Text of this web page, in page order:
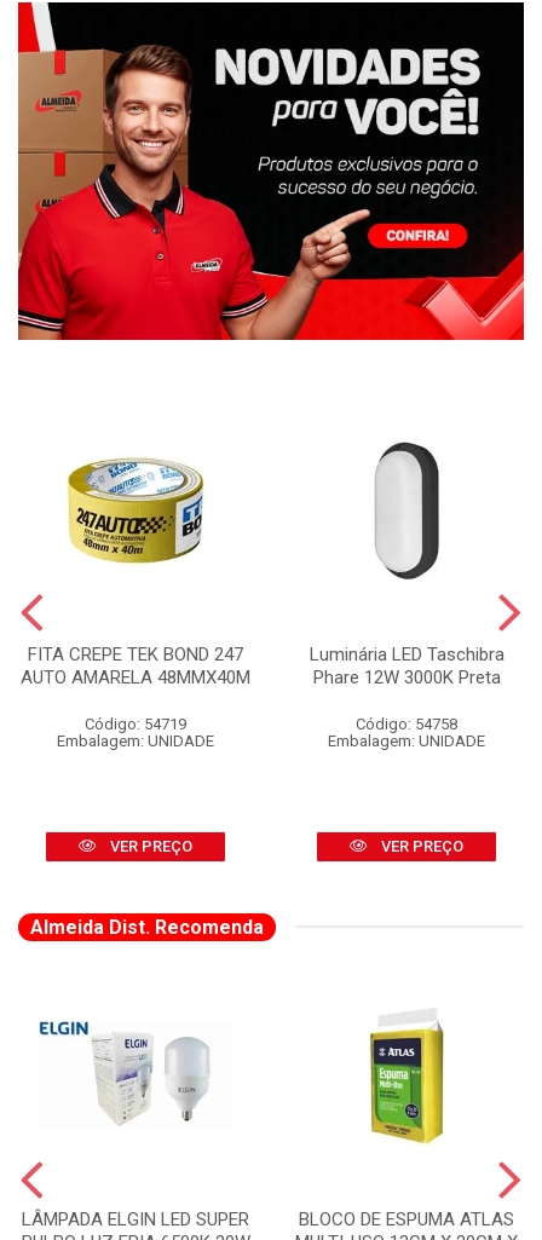
FITA CREPE TEK BOND 247
AUTO AMARELA 48MMX40M
Código: 54719
Embalagem: UNIDADE
VER PREÇO
Luminária LED Taschibra
Phare 12W 3000K Preta
Código: 54758
Embalagem: UNIDADE
VER PREÇO
Almeida Dist. Recomenda
LÂMPADA ELGIN LED SUPER
BLOCO DE ESPUMA ATLAS